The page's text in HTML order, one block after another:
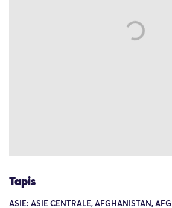
Tapis
ASIE: ASIE CENTRALE, AFGHANISTAN,